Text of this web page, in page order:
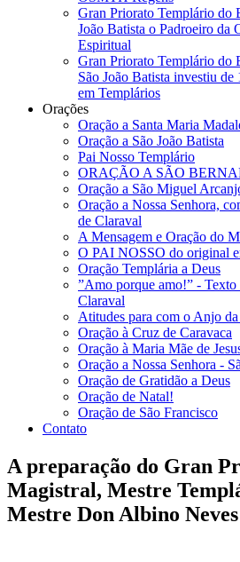
Gran Priorato Templário do
João Batista o Padroeiro da
Espiritual
Gran Priorato Templário do
São João Batista investiu
em Templários
Orações
Oração a Santa Maria
Oração a São João Batista
Pai Nosso Templário
ORAÇÃO A SÃO
Oração a São Miguel
Oração a Nossa Senhora,
de Claraval
A Mensagem e Oração do
O PAI NOSSO do original
Oração Templária a Deus
”Amo porque amo!” - Texto
Claraval
Atitudes para com o Anjo
Oração à Cruz de Caravaca
Oração à Maria Mãe de
Oração a Nossa Senhora -
Oração de Gratidão a Deus
Oração de Natal!
Oração de São Francisco
Contato
A preparação do Gran
Magistral, Mestre
Mestre Don Albino Neves